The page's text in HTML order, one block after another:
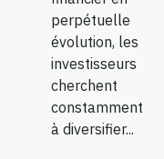
perpétuelle
évolution, les
investisseurs
cherchent
constamment
à diversifier...